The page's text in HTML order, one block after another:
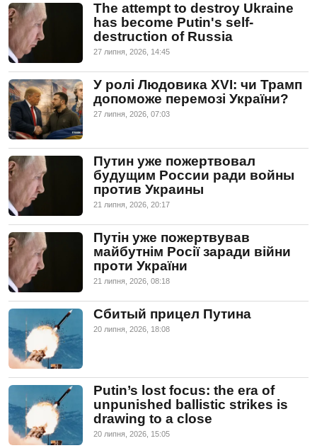
The attempt to destroy Ukraine
has become Putin's self-
destruction of Russia
27 липня, 2026, 14:45
У ролі Людовика XVI: чи Трамп
допоможе перемозі України?
27 липня, 2026, 07:03
Путин уже пожертвовал
будущим России ради войны
против Украины
21 липня, 2026, 20:17
Путін уже пожертвував
майбутнім Росії заради війни
проти України
21 липня, 2026, 08:18
Сбитый прицел Путина
20 липня, 2026, 18:08
Putin’s lost focus: the era of
unpunished ballistic strikes is
drawing to a close
20 липня, 2026, 15:05